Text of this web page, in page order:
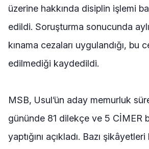
üzerine hakkında disiplin işlemi
edildi. Soruşturma sonucunda
kınama cezaları uygulandığı, bu
edilmediği kaydedildi.
MSB, Usul’ün aday memurluk
gününde 81 dilekçe ve 5 CİMER
yaptığını açıkladı. Bazı